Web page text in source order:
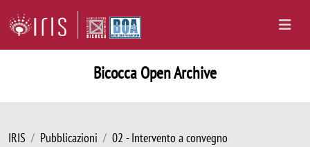
Bicocca Open Archive
IRIS Pubblicazioni 02 - Intervento a convegno